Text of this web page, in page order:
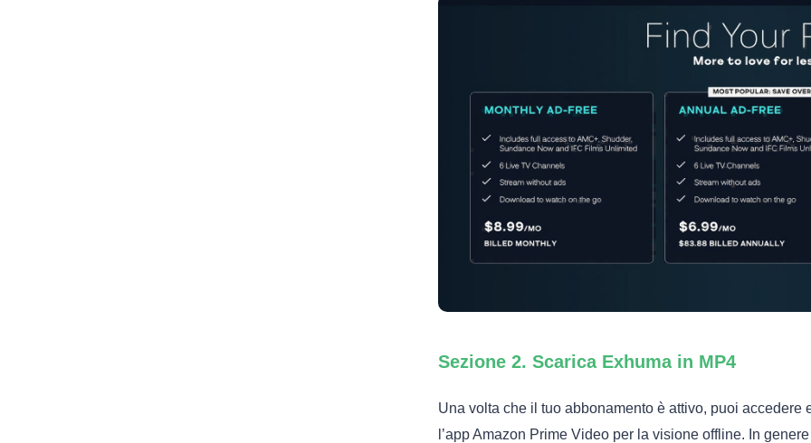
Sezione 2. Scarica Exhuma in MP4
Una volta che il tuo abbonamento è attivo, puoi accedere
l’app Amazon Prime Video per la visione offline. In